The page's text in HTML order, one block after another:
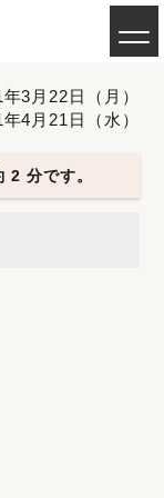
3月22日（月）
4月21日（水）
2 分です。